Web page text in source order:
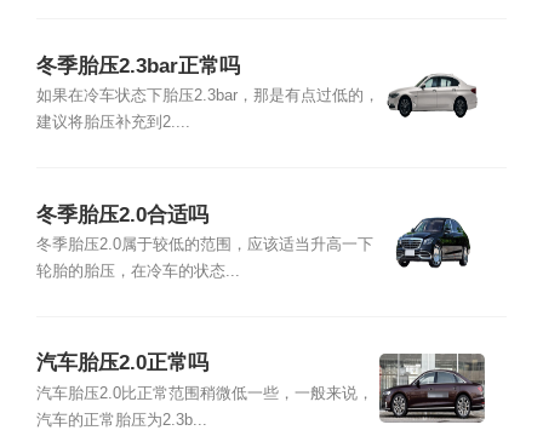
冬季胎压2.3bar正常吗
如果在冷车状态下胎压2.3bar，那是有点过低的，
建议将胎压补充到2....
冬季胎压2.0合适吗
冬季胎压2.0属于较低的范围，应该适当升高一下
轮胎的胎压，在冷车的状态...
汽车胎压2.0正常吗
汽车胎压2.0比正常范围稍微低一些，一般来说，
汽车的正常胎压为2.3b...